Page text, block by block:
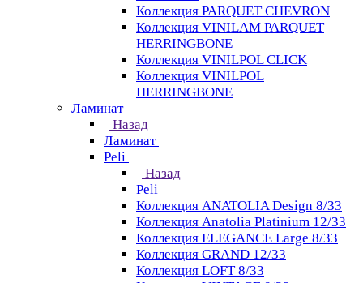
Коллекция PARQUET CHEVRON
Коллекция VINILAM PARQUET
HERRINGBONE
Коллекция VINILPOL CLICK
Коллекция VINILPOL
HERRINGBONE
Ламинат
Назад
Ламинат
Peli
Назад
Peli
Коллекция ANATOLIA Design 8/33
Коллекция Anatolia Platinium 12/33
Коллекция ELEGANCE Large 8/33
Коллекция GRAND 12/33
Коллекция LOFT 8/33